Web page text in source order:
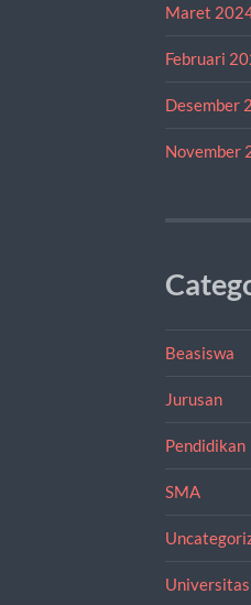
Maret
Februari
Desember
November
Beasiswa
Jurusan
Pendidikan
SMA
Universitas